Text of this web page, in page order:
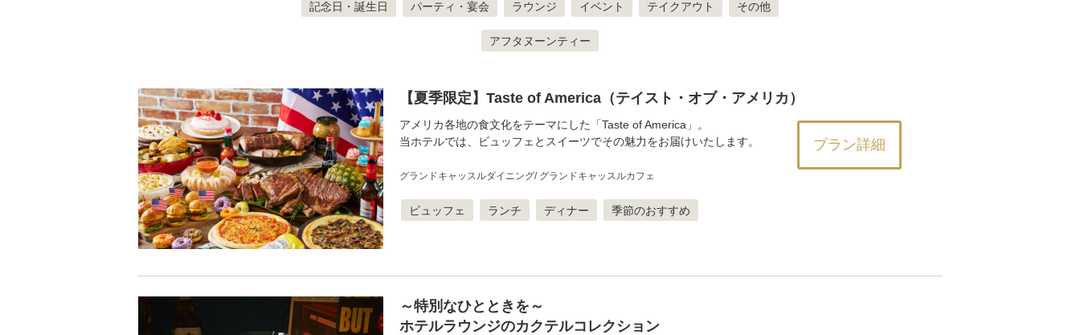
記念日・誕生日 パーティ・宴会 ラウンジ イベント テイクアウト その他
アフタヌーンティー
【夏季限定】Taste of America（テイスト・オブ・アメリカ）
アメリカ各地の食文化をテーマにした「Taste of America」。
当ホテルでは、ビュッフェとスイーツでその魅力をお届けいたします。
グランドキャッスルダイニング グランドキャッスルカフェ
ビュッフェ ランチ ディナー 季節のおすすめ
プラン詳細
～特別なひとときを～
ホテルラウンジのカクテルコレクション